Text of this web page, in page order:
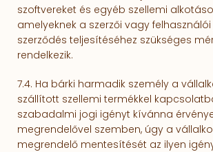
szoftvereket és egyéb szellemi
amelyeknek a szerzői vagy
szerződés teljesítéséhez szükséges
rendelkezik.
7.4. Ha bárki harmadik személy a
szállított szellemi termékkel
szabadalmi jogi igényt kívánna
megrendelővel szemben, úgy a
megrendelő mentesítését az ilyen